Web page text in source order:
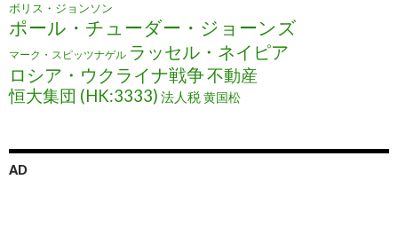
ボリス・ジョンソン
ポール・チューダー・ジョーンズ
マーク・スピッツナゲル ラッセル・ネイピア
ロシア・ウクライナ戦争不動産
恒大集団 (HK:3333) 法人税黄国松
AD